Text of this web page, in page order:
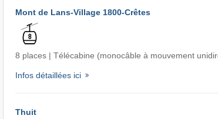
Mont de Lans-Village 1800-Crêtes
8 places | Télécabine (monocâble à mouvement
Infos détaillées ici
Thuit